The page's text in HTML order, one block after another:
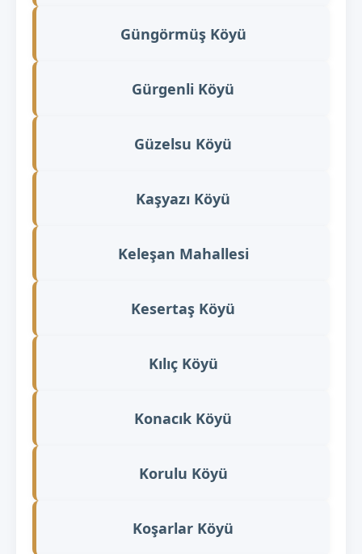
Güngörmüş Köyü
Gürgenli Köyü
Güzelsu Köyü
Kaşyazı Köyü
Keleşan Mahallesi
Kesertaş Köyü
Kılıç Köyü
Konacık Köyü
Korulu Köyü
Koşarlar Köyü